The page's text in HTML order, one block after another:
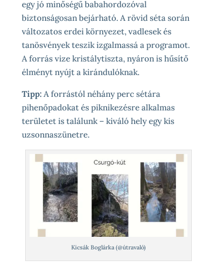
egy jó minőségű babahordozóval
biztonságosan bejárható. A rövid séta során
változatos erdei környezet, vadlesek és
tanösvények teszik izgalmassá a programot.
A forrás vize kristálytiszta, nyáron is hűsítő
élményt nyújt a kirándulóknak.
Tipp:A forrástól néhány perc sétára
pihenőpadokat és piknikezésre alkalmas
területet is találunk – kiváló hely egy kis
uzsonnaszünetre.
Kicsák Boglárka (@útravaló)